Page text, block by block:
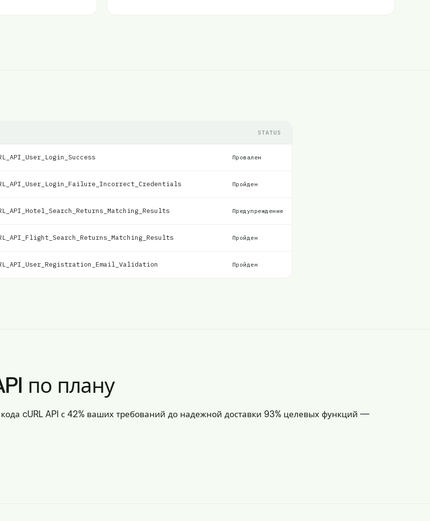
STATUS
Провален
Пройден
Предупреждение
Пройден
Пройден
по плану
cURL API с 42% ваших требований до надежной доставки 93% целевых функций —